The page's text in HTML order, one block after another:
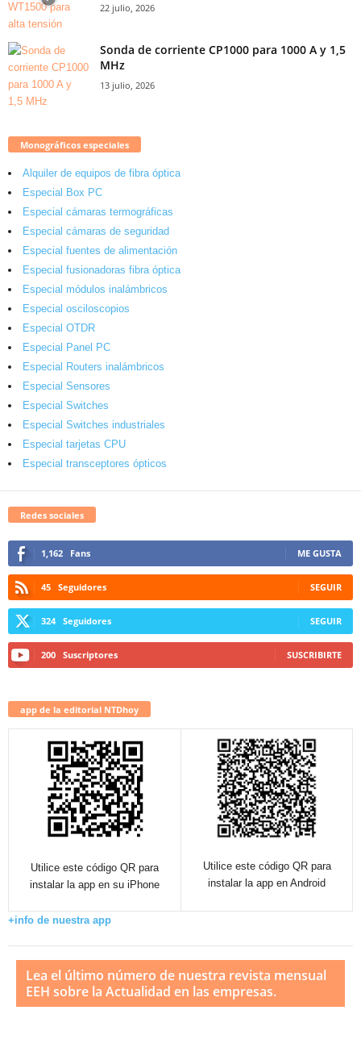
22 julio, 2026
Sonda de corriente CP1000 para 1000 A y 1,5
MHz
13 julio, 2026
Monográficos especiales
Alquiler de equipos de fibra óptica
Especial Box PC
Especial cámaras termográficas
Especial cámaras de seguridad
Especial fuentes de alimentación
Especial fusionadoras fibra óptica
Especial módulos inalámbricos
Especial osciloscopios
Especial OTDR
Especial Panel PC
Especial Routers inalámbricos
Especial Sensores
Especial Switches
Especial Switches industriales
Especial tarjetas CPU
Especial transceptores ópticos
Redes sociales
1,162 Fans ME GUSTA
45 Seguidores SEGUIR
324 Seguidores SEGUIR
200 Suscriptores SUSCRIBIRTE
app de la editorial NTDhoy
Utilice este código QR para
instalar la app en su iPhone
Utilice este código QR para
instalar la app en Android
+info de nuestra app
Lea el último número de nuestra revista mensual
EEH sobre la Actualidad en las empresas.